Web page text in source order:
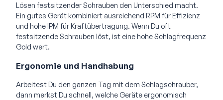
Lösen festsitzender Schrauben den Unterschied macht.
Ein gutes Gerät kombiniert ausreichend RPM für Effizienz
und hohe IPM für Kraftübertragung. Wenn Du oft
festsitzende Schrauben löst, ist eine hohe Schlagfrequenz
Gold wert.
Ergonomie und Handhabung
Arbeitest Du den ganzen Tag mit dem Schlagschrauber,
dann merkst Du schnell, welche Geräte ergonomisch